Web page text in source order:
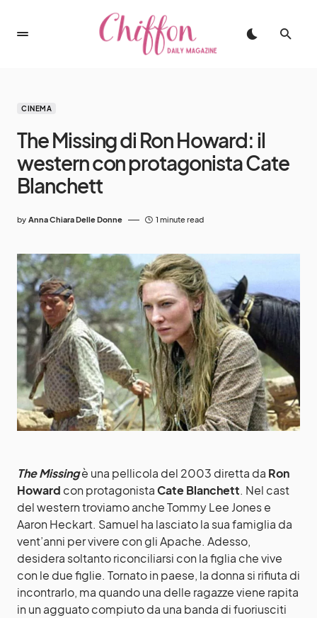
CINEMA
The Missing di Ron Howard: il
western con protagonista Cate
Blanchett
by Anna Chiara Delle Donne 1 minute read
The Missingè una pellicola del 2003 diretta da Ron
Howard con protagonistaCate Blanchett. Nel cast
del western troviamo anche Tommy Lee Jones e
Aaron Heckart. Samuel ha lasciato la sua famiglia da
vent’anni per vivere con gli Apache. Adesso,
desidera soltanto riconciliarsi con la figlia che vive
con le due figlie. Tornato in paese, la donna si rifiuta di
incontrarlo, ma quando una delle ragazze viene rapita
in un agguato compiuto da una banda di fuoriusciti